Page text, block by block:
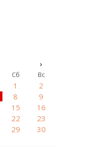
›
Сб Вс
1
2
8
9
15
16
22
23
29
30